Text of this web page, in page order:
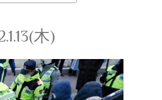
木)